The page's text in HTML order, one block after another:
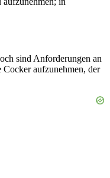
sind Anforderungen an
Cocker aufzunehmen, der